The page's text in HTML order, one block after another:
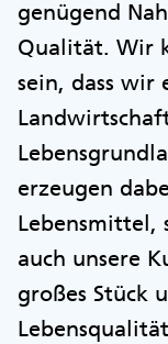
genügend
Qualität. Wir
sein, dass wir
erzeugen
Lebensmittel,
auch unsere
großes Stück